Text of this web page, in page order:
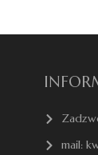
mail: